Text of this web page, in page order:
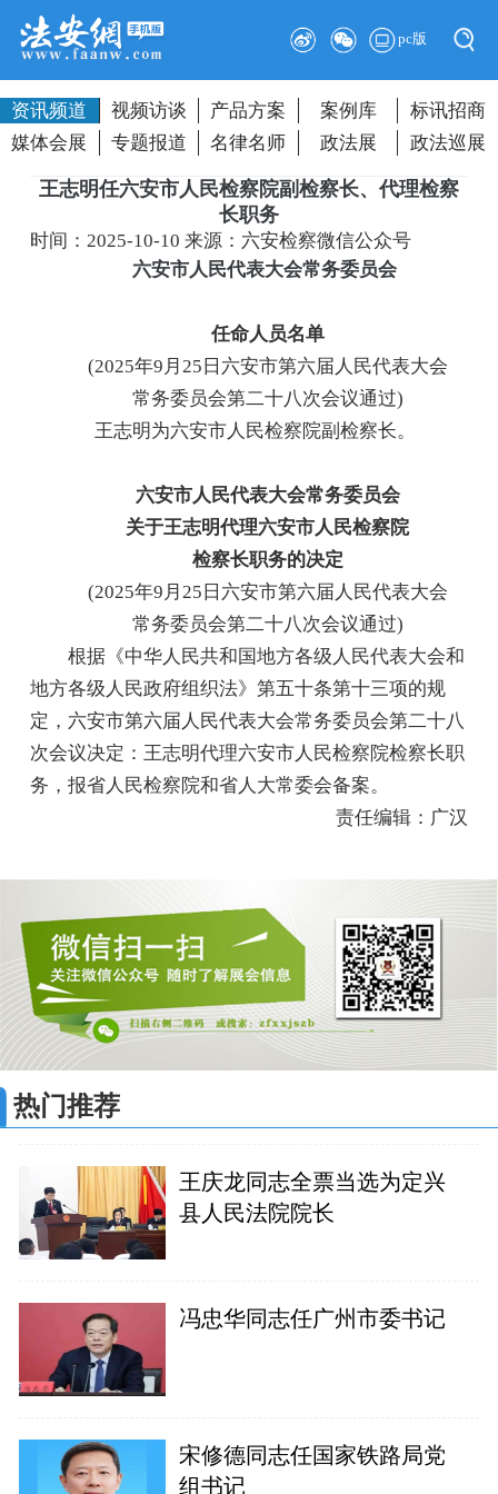
pc版
资讯频道 视频访谈 产品方案 案例库
标讯招商
媒体会展
专题报道 名律名师 政法展 政法巡展
王志明任六安市人民检察院副检察长、代理检察
长职务
时间：2025-10-10来源：六安检察微信公众号
六安市人民代表大会常务委员会
任命人员名单
(2025年9月25日六安市第六届人民代表大会
常务委员会第二十八次会议通过)
王志明为六安市人民检察院副检察长。
六安市人民代表大会常务委员会
关于王志明代理六安市人民检察院
检察长职务的决定
(2025年9月25日六安市第六届人民代表大会
常务委员会第二十八次会议通过)
根据《中华人民共和国地方各级人民代表大会和
地方各级人民政府组织法》第五十条第十三项的规
定，六安市第六届人民代表大会常务委员会第二十八
次会议决定：王志明代理六安市人民检察院检察长职
务，报省人民检察院和省人大常委会备案。
责任编辑：广汉
热门推荐
王庆龙同志全票当选为定兴
县人民法院院长
冯忠华同志任广州市委书记
宋修德同志任国家铁路局党
组书记